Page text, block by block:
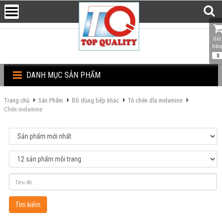
DANH MỤC SẢN PHẨM
Trang chủ Sản Phẩm Đồ dùng bếp khác
Tô chén dĩa melamine
Chén melamine
Tìm kiếm
Giỏ
0